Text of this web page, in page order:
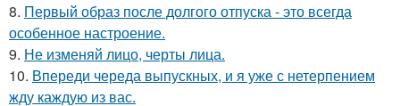
8. Первый образ после долгого отпуска - это всегда
особенное настроение.
9. Не изменяй лицо, черты лица.
10. Впереди череда выпускных, и я уже с нетерпением
жду каждую из вас.